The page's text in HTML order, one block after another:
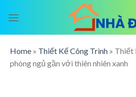
Home » Thiết Kế Công Trình » Thiết
phòng ngủ gần với thiên nhiên xanh